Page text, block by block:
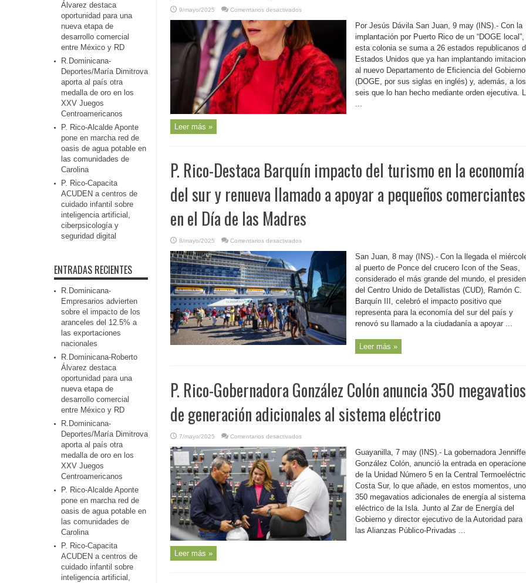
9/mayo/2025 Comentarios desactivados
Rico-
Gobierno
de
González
trata
de
acomodarse
a
la
política
de
Trump
Por Jesús Dávila San Juan, 9 may (INS).- Con la
implantación por Puerto Rico de un “DOGE local”,
esta colonia se suma a 26 estados republicanos
Estados Unidos que ya han implantando
al nuevo Departamento de Eficiencia del Gobierno
(DOGE, por sus siglas en inglés) y, además, a los
seis que lo han hecho mediante orden ejecutiva.
...
Leer más »
P. Rico-Destaca Barquín impacto del turismo en la economía
del sur y renueva llamado a apoyar a pequeños comerciantes
en el Día de las Madres
8/mayo/2025 Comentarios desactivados
Rico-
Destaca
Barquín
impacto
del
turismo
en
la
economía
del
sur
y
renueva
llamado
a
Día
de
Madres
San Juan, 8 may (INS).- Con la llegada el
al puerto de Ponce del crucero Icon of the Seas,
considerado el más grande del mundo, el
del Centro Unido de Detallistas (CUD), Ramón C.
Barquín III, celebró el impacto positivo que
representa para la economía del sur del país y
renovó su llamado a la ciudadanía a apoyar ...
Leer más »
P. Rico-Gobernadora González Colón anuncia 350 megavatios
de generación adicionales al sistema eléctrico
7/mayo/2025 Comentarios desactivados
Rico-
Gobernadora
González
Colón
anuncia
350
megavatios
de
generación
adicionales
al
sistema
eléctrico
Guayanilla, 7 may (INS).- La gobernadora
González Colón, anunció la entrada en
de la Unidad Número 5 en la Central
Costa Sur, lo que añade, en estos momentos,
350 megavatios adicionales de energía al sistema
eléctrico de la Isla. Junto al Zar de Energía del
Gobierno y director ejecutivo de la Autoridad para
las Alianzas Público-Privadas ...
Leer más »
Álvarez destaca
oportunidad para una
nueva etapa de
desarrollo comercial
entre México y RD
R.Dominicana-
Deportes/María Dimitrova
aporta al país otra
medalla de oro en los
XXV Juegos
Centroamericanos
P. Rico-Alcalde Aponte
pone en marcha red de
oasis de agua potable en
las comunidades de
Carolina
P. Rico-Capacita
ACUDEN a centros de
cuidado infantil sobre
inteligencia artificial,
ciberpsicología y
seguridad digital
ENTRADAS RECIENTES
R.Dominicana-
Empresarios advierten
sobre el impacto de los
aranceles del 12.5% a
las exportaciones
nacionales
R.Dominicana-Roberto
Álvarez destaca
oportunidad para una
nueva etapa de
desarrollo comercial
entre México y RD
R.Dominicana-
Deportes/María Dimitrova
aporta al país otra
medalla de oro en los
XXV Juegos
Centroamericanos
P. Rico-Alcalde Aponte
pone en marcha red de
oasis de agua potable en
las comunidades de
Carolina
P. Rico-Capacita
ACUDEN a centros de
cuidado infantil sobre
inteligencia artificial,